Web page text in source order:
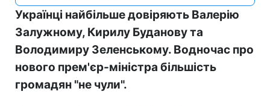
Українці найбільше довіряють Валерію
Залужному, Кирилу Буданову та
Володимиру Зеленському. Водночас про
нового прем'єр-міністра більшість
громадян "не чули".